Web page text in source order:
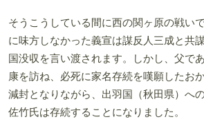
そうこうしている間に西の関ヶ原の戦い
に味方しなかった義宣は謀反人三成と共
国没収を言い渡されます。しかし、父で
康を訪ね、必死に家名存続を嘆願したお
減封となりながら、出羽国（秋田県）へ
佐竹氏は存続することになりました。